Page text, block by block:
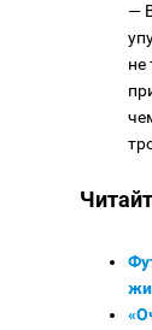
—
не